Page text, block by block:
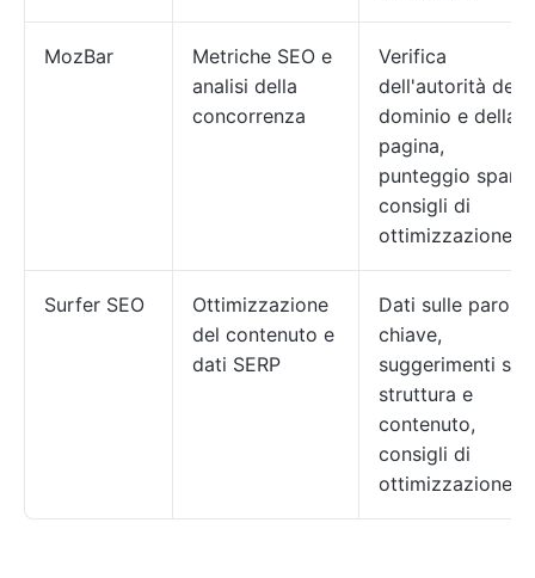
MozBar
Metriche SEO e
analisi della
concorrenza
Verifica
dell'autorità del
dominio e della
pagina,
punteggio spam,
consigli di
ottimizzazione
Surfer SEO
Ottimizzazione
del contenuto e
dati SERP
Dati sulle parole
chiave,
suggerimenti su
struttura e
contenuto,
consigli di
ottimizzazione